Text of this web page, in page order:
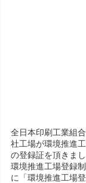
全日本印刷工業組
社工場が環境推進
の登録証を頂きまし
環境推進工場登録
に「環境推進工場